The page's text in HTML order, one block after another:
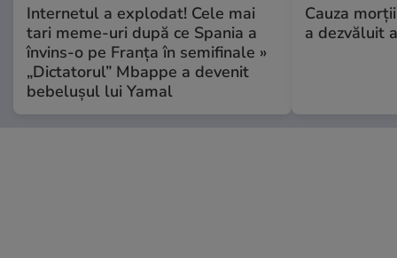
Internetul a explodat! Cele mai
tari meme-uri după ce Spania a
învins-o pe Franța în semifinale »
„Dictatorul” Mbappe a devenit
bebelușul lui Yamal
Cauza
a dezvăluit